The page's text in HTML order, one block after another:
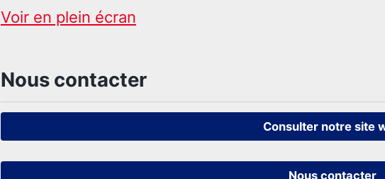
Voir en plein écran
Nous contacter
Consulter notre site
Nous contacter